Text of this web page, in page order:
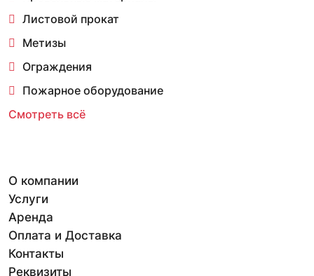
Листовой прокат
Метизы
Ограждения
Пожарное оборудование
Смотреть всё
О компании
Услуги
Аренда
Оплата и Доставка
Контакты
Реквизиты